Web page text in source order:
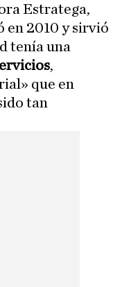
Estratega,
en 2010 y sirvió
tenía una
,
que en
tan